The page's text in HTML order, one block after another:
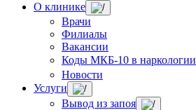
О клинике
Врачи
Филиалы
Вакансии
Коды МКБ-10 в наркологии
Новости
Услуги
Вывод из запоя